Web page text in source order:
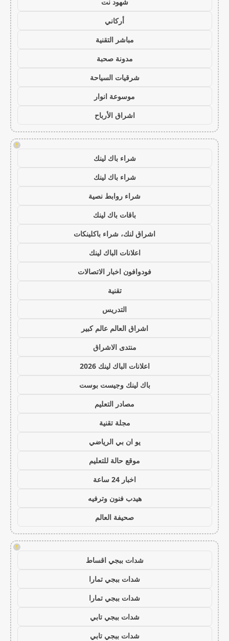
أركاني
مباشر التقنية
مدونة صحبة
شرقيات السياحة
موسوعة انوار
اشراق الأرباح
!
شراء باك لينك
شراء باك لينك
شراء روابط نصية
باقات باك لينك
اشراق لنك، شراء باكلينكات
اعلانات الباك لينك
فودوافون اخبار الاتصالات
تقنية
التدريس
اشراق العالم عالم كبير
منتدى الاشراق
اعلانات الباك لينك 2026
باك لينك وجيست بوست
مصادر التعليم
مجلة تقنية
يو ان بي الرياضي
موقع حالة للتعليم
اخبار 24 ساعة
هيدب فنون وترفيه
صحيفة العالم
!
شدات ببجي اقساط
شدات ببجي تمارا
شدات ببجي تمارا
شدات ببجي تابي
شدات ببجي تابي